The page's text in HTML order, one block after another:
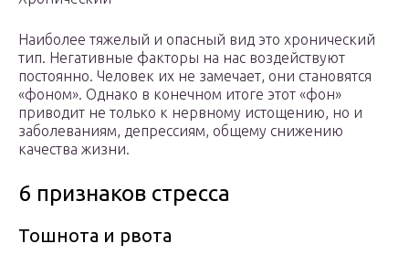
Наиболее тяжелый и опасный вид это хронический
тип. Негативные факторы на нас воздействуют
постоянно. Человек их не замечает, они становятся
«фоном». Однако в конечном итоге этот «фон»
приводит не только к нервному истощению, но и
заболеваниям, депрессиям, общему снижению
качества жизни.
6 признаков стресса
Тошнота и рвота